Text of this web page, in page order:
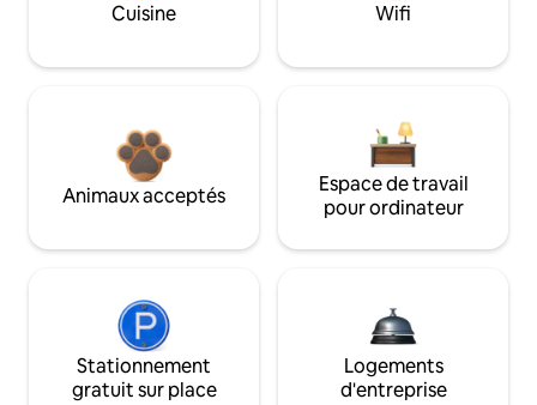
Cuisine Wifi
Animaux acceptés
Espace de travail
pour ordinateur
Stationnement
gratuit sur place
Logements
d'entreprise